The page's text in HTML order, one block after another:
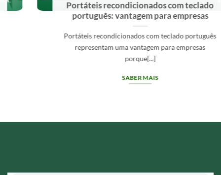
com teclado
vantagem para empresas
com teclado português
uma vantagem para empresas
Como
A qualidade